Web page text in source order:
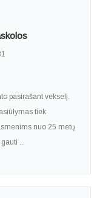
pasirašant vekselį.
tiek
nuo 25 metų
...